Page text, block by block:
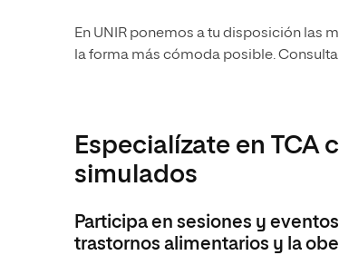
En UNIR ponemos a tu disposición las
la forma más cómoda posible.
Especialízate en TCA
simulados
Participa en sesiones y
trastornos alimentarios y la